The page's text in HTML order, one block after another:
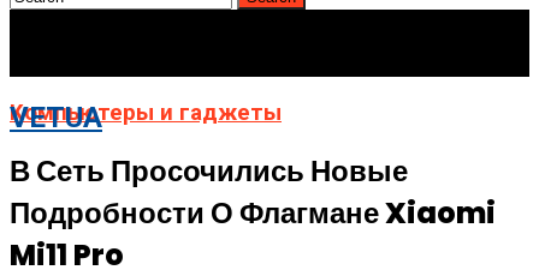
VETUA
Компьютеры и гаджеты
В Сеть Просочились Новые
Подробности О Флагмане Xiaomi
Mi11 Pro